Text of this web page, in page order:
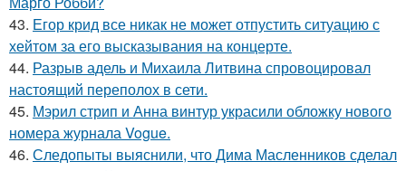
43. Егор крид все никак не может отпустить ситуацию с
хейтом за его высказывания на концерте.
44. Разрыв адель и Михаила Литвина спровоцировал
настоящий переполох в сети.
45. Мэрил стрип и Анна винтур украсили обложку нового
номера журнала Vogue.
46. Следопыты выяснили, что Дима Масленников сделал